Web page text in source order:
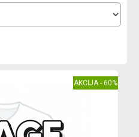
AKCIJA - 60%